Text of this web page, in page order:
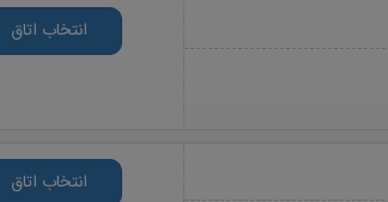
انتخاب اتاق
انتخاب اتاق